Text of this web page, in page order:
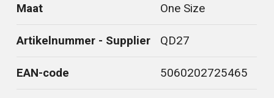
Maat One Size
Artikelnummer - Supplier QD27
EAN-code 5060202725465